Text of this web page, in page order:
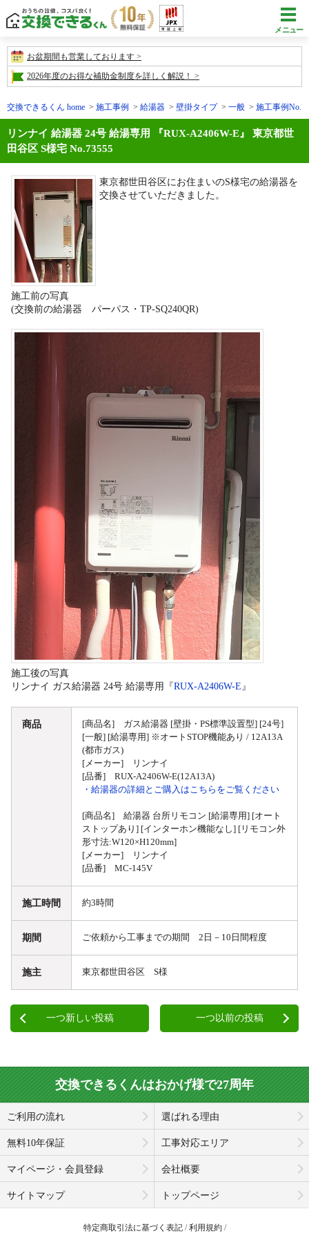
メニュー
お盆期間も営業しております
2026年度のお得な補助金制度を詳しく解説！
交換できるくん home 施工事例 給湯器 壁掛タイプ 一般 施工事例
リンナイ 給湯器 24号 給湯専用 『RUX-A2406W-E』 東京都世
田谷区 S様宅 No.73555
東京都世田谷区にお住まいのS様宅の給湯器を
交換させていただきました。
施工前の写真
(交換前の給湯器 パーパス・TP-SQ240QR)
施工後の写真
リンナイ ガス給湯器 24号 給湯専用『RUX-A2406W-E 』
商品
[商品名] ガス給湯器 [壁掛・PS標準設置型] [24号]
[一般] [給湯専用] ※オートSTOP機能あり / 12A13A
(都市ガス)
[メーカー] リンナイ
[品番] RUX-A2406W-E(12A13A)
・給湯器の詳細とご購入はこちらをご覧ください
[商品名] 給湯器 台所リモコン [給湯専用] [オート
ストップあり] [インターホン機能なし] [リモコン外
形寸法:W120×H120mm]
[メーカー] リンナイ
[品番] MC-145V
施工時間 約3時間
期間 ご依頼から工事までの期間 2日－10日間程度
施主 東京都世田谷区 S様
一つ新しい投稿 一つ以前の投稿
交換できるくんはおかげ様で27周年
ご利用の流れ 選ばれる理由
無料10年保証 工事対応エリア
マイページ・会員登録 会社概要
サイトマップ トップページ
特定商取引法に基づく表記 利用規約